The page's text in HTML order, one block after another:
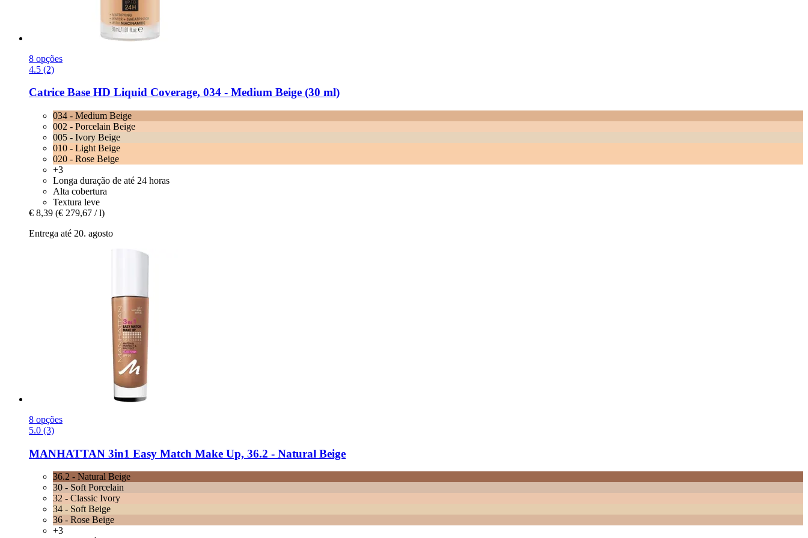
8 opções
4.5 (2)
Catrice Base HD Liquid Coverage, 034 -​ Medium Beige (30 ml)
034 - Medium Beige
002 - Porcelain Beige
005 - Ivory Beige
010 - Light Beige
020 - Rose Beige
+3
Longa duração de até 24 horas
Alta cobertura
Textura leve
€ 8,39 (€ 279,67 / l)
Entrega até 20. agosto
8 opções
5.0 (3)
MANHATTAN 3in1 Easy Match Make Up, 36.2 -​ Natural Beige
36.2 - Natural Beige
30 - Soft Porcelain
32 - Classic Ivory
34 - Soft Beige
36 - Rose Beige
+3